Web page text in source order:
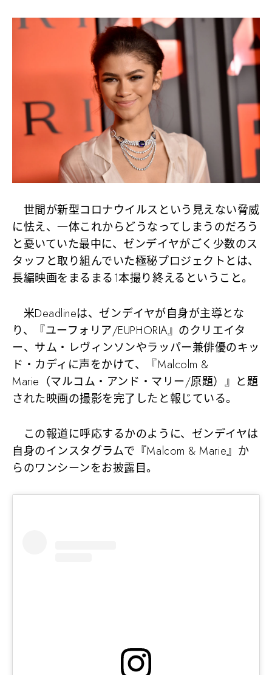
世間が新型コロナウイルスという見えない脅威
に怯え、一体これからどうなってしまうのだろう
と憂いていた最中に、ゼンデイヤがごく少数のス
タッフと取り組んでいた極秘プロジェクトとは、
長編映画をまるまる1本撮り終える ということ。
米Deadlineは、ゼンデイヤが自身が主導とな
り、『ユーフォリア/EUPHORIA』のクリエイタ
ー、サム・レヴィンソンやラッパー兼俳優のキッ
ド・カディに声をかけて、『Malcolm &
Marie（マルコム・アンド・マリー/原題）』と題
された映画の撮影を完了したと報じている。
この報道に呼応するかのように、ゼンデイヤは
自身のインスタグラムで『Malcom & Marie』か
らのワンシーンをお披露目。